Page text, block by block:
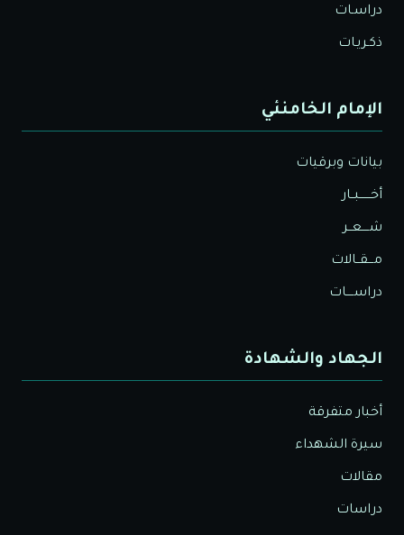
دراسـات
ذكـريـات
الإمام الخامنئي
بيانات وبرقيات
أخــــــبــار
شــــعــر
مـــقــالات
دراســــات
الجهاد والشهادة
أخبار متفرقة
سيرة الشهداء
مقالات
دراسات